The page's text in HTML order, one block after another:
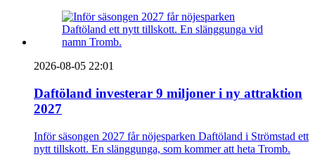
2026-08-05 22:01
Daftöland investerar 9 miljoner i ny attraktion
2027
Inför säsongen 2027 får nöjesparken Daftöland i Strömstad ett
nytt tillskott. En slänggunga, som kommer att heta Tromb.